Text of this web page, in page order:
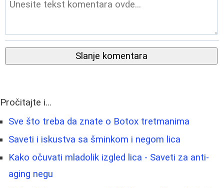
Slanje komentara
Pročitajte i...
Sve što treba da znate o Botox tretmanima
Saveti i iskustva sa šminkom i negom lica
Kako očuvati mladolik izgled lica - Saveti za anti-
aging negu